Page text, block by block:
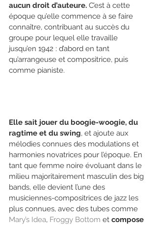
aucun droit d’auteure. C’est à cette
époque qu’elle commence à se faire
connaître, contribuant au succès du
groupe pour lequel elle travaille
jusqu’en 1942 : d’abord en tant
qu’arrangeuse et compositrice, puis
comme pianiste.
Elle sait jouer du boogie-woogie, du
ragtime et du swing, et ajoute aux
mélodies connues des modulations et
harmonies novatrices pour l’époque. En
tant que femme noire évoluant dans le
milieu majoritairement masculin des big
bands, elle devient l’une des
musiciennes-compositrices de jazz les
plus connues, avec des tubes comme
Mary’s Idea, Froggy Bottom et compose